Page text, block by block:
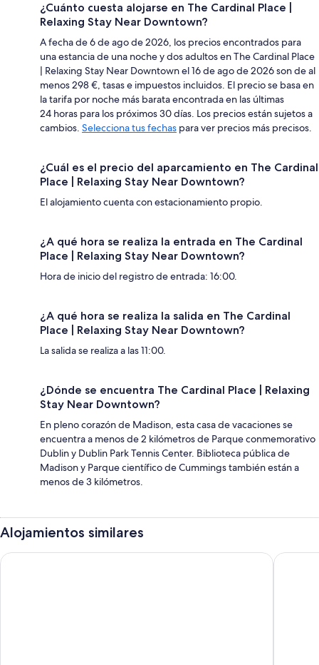
¿Cuánto cuesta alojarse en The Cardinal Place |
Relaxing Stay Near Downtown?
A fecha de 6 de ago de 2026, los precios encontrados para
una estancia de una noche y dos adultos en The Cardinal Place
| Relaxing Stay Near Downtown el 16 de ago de 2026 son de al
menos 298 €, tasas e impuestos incluidos. El precio se basa en
la tarifa por noche más barata encontrada en las últimas
24 horas para los próximos 30 días. Los precios están sujetos a
cambios. Selecciona tus fechas para ver precios más precisos.
¿Cuál es el precio del aparcamiento en The Cardinal
Place | Relaxing Stay Near Downtown?
El alojamiento cuenta con estacionamiento propio.
¿A qué hora se realiza la entrada en The Cardinal
Place | Relaxing Stay Near Downtown?
Hora de inicio del registro de entrada: 16:00.
¿A qué hora se realiza la salida en The Cardinal
Place | Relaxing Stay Near Downtown?
La salida se realiza a las 11:00.
¿Dónde se encuentra The Cardinal Place | Relaxing
Stay Near Downtown?
En pleno corazón de Madison, esta casa de vacaciones se
encuentra a menos de 2 kilómetros de Parque conmemorativo
Dublin y Dublin Park Tennis Center. Biblioteca pública de
Madison y Parque científico de Cummings también están a
menos de 3 kilómetros.
Alojamientos similares
La Quinta Inn by Wyndham Huntsville Research Park Red